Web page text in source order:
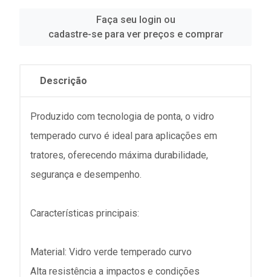
Faça seu login ou
cadastre-se para ver preços e comprar
Descrição
Produzido com tecnologia de ponta, o vidro
temperado curvo é ideal para aplicações em
tratores, oferecendo máxima durabilidade,
segurança e desempenho.
Características principais:
Material: Vidro verde temperado curvo
Alta resistência a impactos e condições